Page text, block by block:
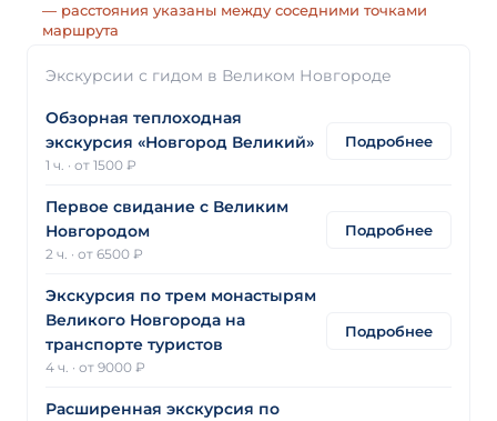
— расстояния указаны между соседними точками
маршрута
Экскурсии с гидом в Великом Новгороде
Обзорная теплоходная
экскурсия «Новгород Великий»
1 ч. · от 1500 ₽
Подробнее
Первое свидание с Великим
Новгородом
2 ч. · от 6500 ₽
Подробнее
Экскурсия по трем монастырям
Великого Новгорода на
транспорте туристов
4 ч. · от 9000 ₽
Подробнее
Расширенная экскурсия по